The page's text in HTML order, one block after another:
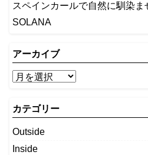
スペインカールで自然に馴染ま
SOLANA
アーカイブ
カテゴリー
Outside
Inside